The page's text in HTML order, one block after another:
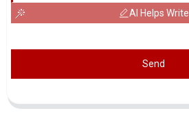
AI Helps Write
Send